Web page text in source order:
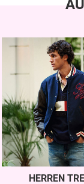
HERREN